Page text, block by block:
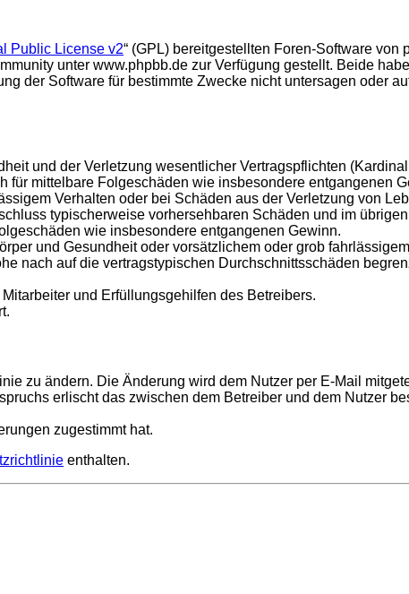
Public License v2“ (GPL) bereitgestellten Foren-Software von
unter www.phpbb.de zur Verfügung gestellt. Beide
der Software für bestimmte Zwecke nicht untersagen oder
und der Verletzung wesentlicher Vertragspflichten
mittelbare Folgeschäden wie insbesondere entgangenen
Verhalten oder bei Schäden aus der Verletzung von
typischerweise vorhersehbaren Schäden und im
wie insbesondere entgangenen Gewinn.
und Gesundheit oder vorsätzlichem oder grob
nach auf die vertragstypischen Durchschnittsschäden
und Erfüllungsgehilfen des Betreibers.
zu ändern. Die Änderung wird dem Nutzer per E-Mail
erlischt das zwischen dem Betreiber und dem Nutzer
zugestimmt hat.
enthalten.